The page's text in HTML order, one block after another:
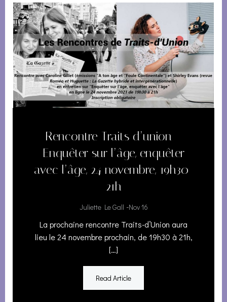
Rencontre Traits d’union –
Enquêter sur l’âge, enquêter
avec l’âge, 24 novembre, 19h30-
21h
Juliette Le Gall -Nov 16
La prochaine rencontre Traits-d’Union aura
lieu le 24 novembre prochain, de 19h30 à 21h,
[…]
Read Article